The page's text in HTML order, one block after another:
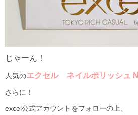
じゃーん！
人気のエクセル ネイルポリッシュ N
さらに！
excel公式アカウントをフォローの上、